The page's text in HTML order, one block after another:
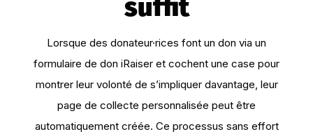
suffit
Lorsque des donateur·rices font un don via un
formulaire de don iRaiser et cochent une case pour
montrer leur volonté de s’impliquer davantage, leur
page de collecte personnalisée peut être
automatiquement créée. Ce processus sans effort